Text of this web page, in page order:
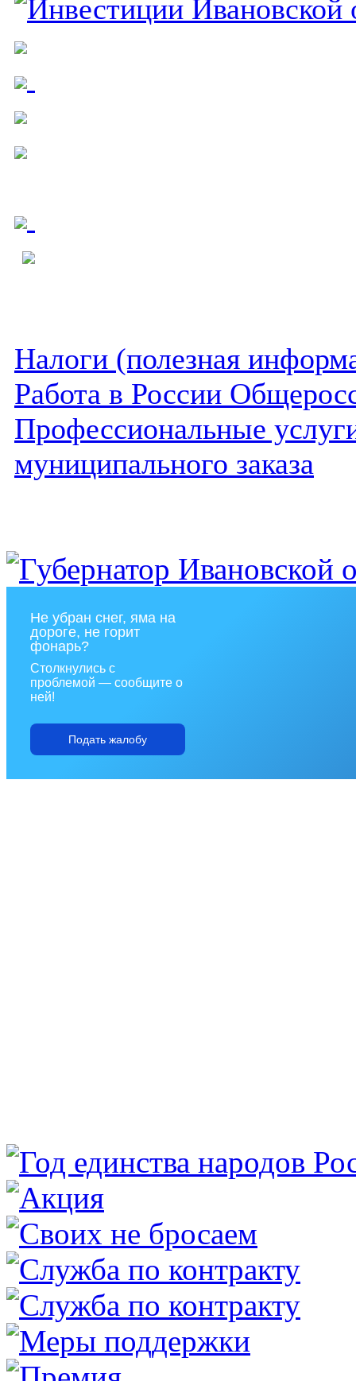
Налоги (полезная
Работа в России
Профессиональные
муниципального заказа
Не убран снег, яма на
дороге, не горит
фонарь?
Столкнулись с
проблемой — сообщите о
ней!
Подать жалобу